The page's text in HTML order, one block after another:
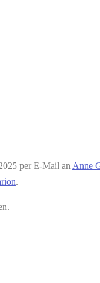
per E-Mail an Anne
.